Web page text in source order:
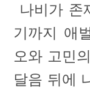
나비가 존
기까지 애
오와 고민
달음 뒤에